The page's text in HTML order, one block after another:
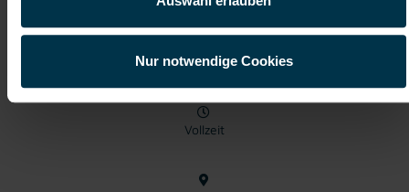
Nur notwendige Cookies
ab EUR 3.531,57
Vollzeit